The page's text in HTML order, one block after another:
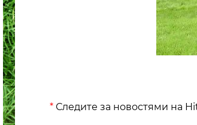
*Следите за новостями на